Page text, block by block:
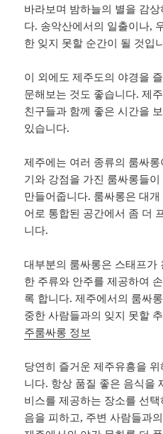
바라보며 밤하늘의 별을 감
다. 송악산에서의 일출이나,
한 잊지 못할 순간이 될 것입
이 외에도 제주도의 야경을
문해보는 것도 좋습니다. 제
친구들과 함께 좋은 시간을
있습니다.
제주에는 여러 종류의 룸싸
기와 강점을 가진 룸싸롱들
만들어줍니다. 룸싸롱은 대
어로 통합된 공간에서 좀 더
니다.
대부분의 룸싸롱은 스태프가
한 주류와 안주를 제공하여
록 합니다. 제주에서의 룸싸
중한 사람들과의 잊지 못할
주룸싸롱 정보
당연히 즐거운 제주유흥을
니다. 항상 품질 좋은 음식을
비스를 제공하는 장소를 선
음을 피하고, 주변 사람들과